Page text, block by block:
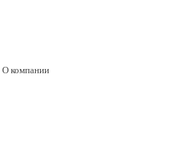
О компании